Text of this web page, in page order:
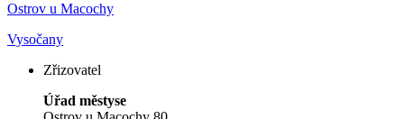
Ostrov u Macochy
Vysočany
Zřizovatel
Úřad městyse